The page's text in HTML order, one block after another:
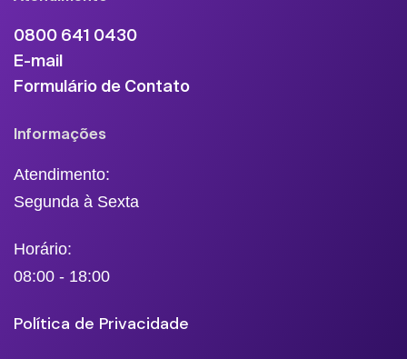
0800 641 0430
E-mail
Formulário de Contato
Informações
Atendimento:
Segunda à Sexta
Horário:
08:00 - 18:00
Política de Privacidade